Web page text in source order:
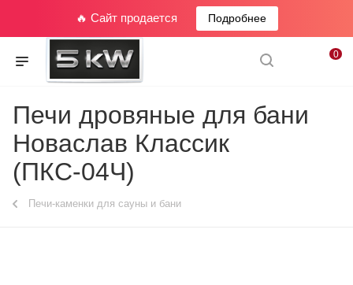
🔥 Сайт продается Подробнее
0
Печи дровяные для бани
Новаслав Классик
(ПКС-04Ч)
Печи-каменки для сауны и бани